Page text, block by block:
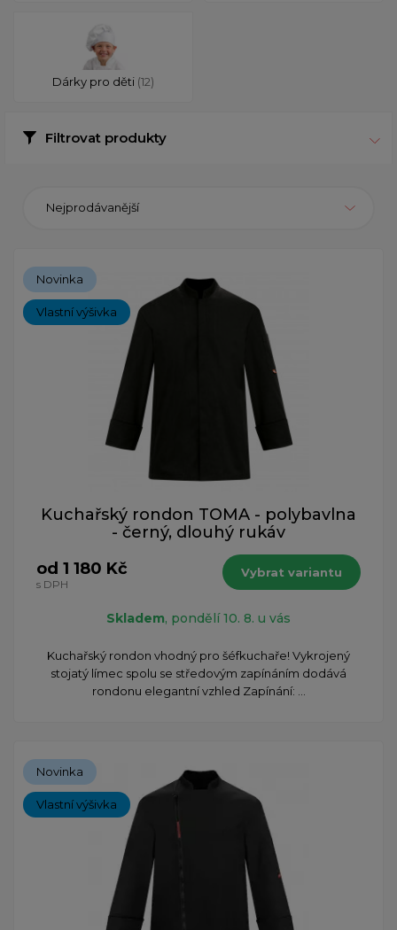
Dárky pro děti (12)
Filtrovat produkty
Nejprodávanější
Novinka
Vlastní výšivka
Kuchařský rondon TOMA - polybavlna
- černý, dlouhý rukáv
od 1 180 Kč
s DPH
Vybrat variantu
Skladem, pondělí 10. 8. u vás
​Kuchařský rondon vhodný pro šéfkuchaře! Vykrojený
stojatý límec spolu se středovým zapínáním dodává
rondonu elegantní vzhled Zapínání: ...
Novinka
Vlastní výšivka